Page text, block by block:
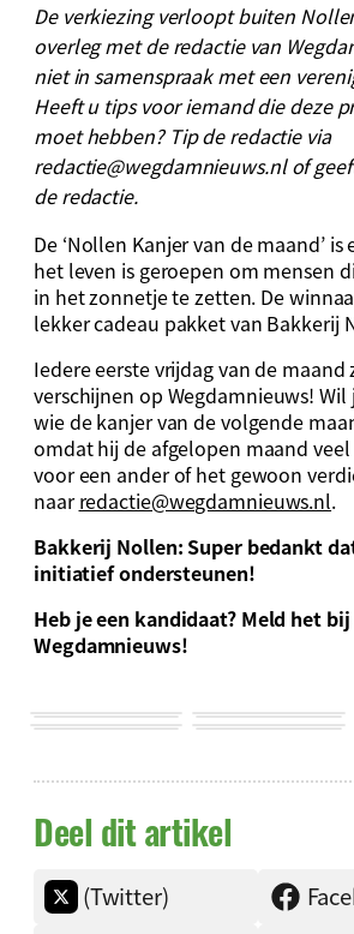
De verkiezing verloopt buiten
overleg met de redactie van
niet in samenspraak met een
Heeft u tips voor iemand die deze
moet hebben? Tip de redactie via
redactie@wegdamnieuws.nlof
de redactie.
De ‘Nollen Kanjer van de maand’
het leven is geroepen om mensen
in het zonnetje te zetten. De
lekker cadeau pakket van Bakkerij
Iedere eerste vrijdag van de
verschijnen op Wegdamnieuws!
wie de kanjer van de volgende
omdat hij de afgelopen maand
voor een ander of het gewoon
naarredactie@wegdamnieuws.nl.
Bakkerij Nollen: Super bedankt
initiatief ondersteunen!
Heb je een kandidaat? Meld het
Wegdamnieuws!
Deel dit artikel
(Twitter)